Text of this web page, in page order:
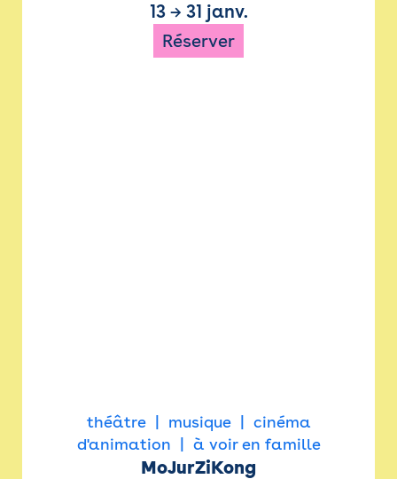
13→ 31 janv.
Réserver
théâtre musique
cinéma
d'animation
à voir en famille
MoJurZiKong